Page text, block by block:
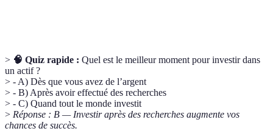
> 🧠 Quiz rapide : Quel est le meilleur moment pour investir dans
un actif ?
> - A) Dès que vous avez de l’argent
> - B) Après avoir effectué des recherches
> - C) Quand tout le monde investit
> Réponse : B — Investir après des recherches augmente vos
chances de succès.